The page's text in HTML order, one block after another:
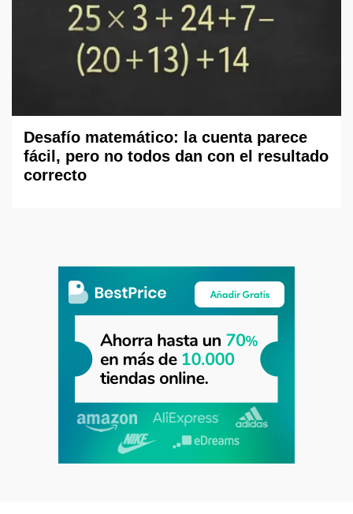
Desafío matemático: la cuenta parece
fácil, pero no todos dan con el resultado
correcto